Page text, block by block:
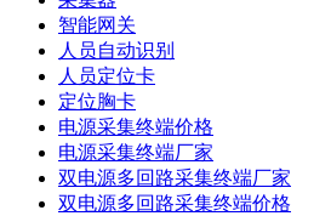
智能网关
人员自动识别
人员定位卡
定位胸卡
电源采集终端价格
电源采集终端厂家
双电源多回路采集终端厂家
双电源多回路采集终端价格